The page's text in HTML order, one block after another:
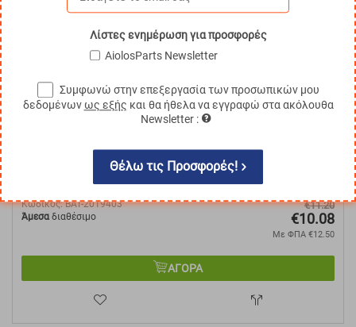
Ακροδέκτης Πόλου Μπαταρίας
Κωδικός: BAT-2019403
Άμεσα διαθέσιμο
€11.20
€10.08
Με ΦΠΑ €12.50
ΑΓΟΡΑ
Λίστες ενημέρωση για προσφορές
AiolosParts Newsletter
Συμφωνώ στην επεξεργασία των προσωπικών μου
δεδομένωνως εξής και θα ήθελα να εγγραφώ στα ακόλουθα
Newsletter :
Θέλω τις Προσφορές!